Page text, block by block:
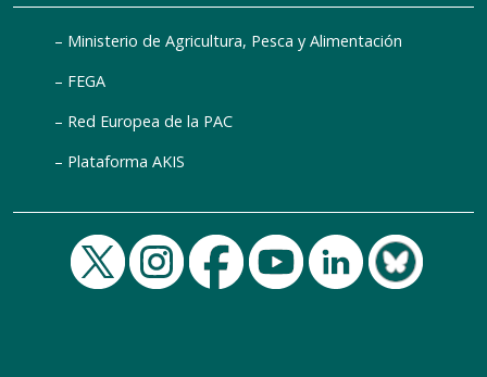
Ministerio de Agricultura, Pesca y Alimentación
FEGA
Red Europea de la PAC
Plataforma AKIS